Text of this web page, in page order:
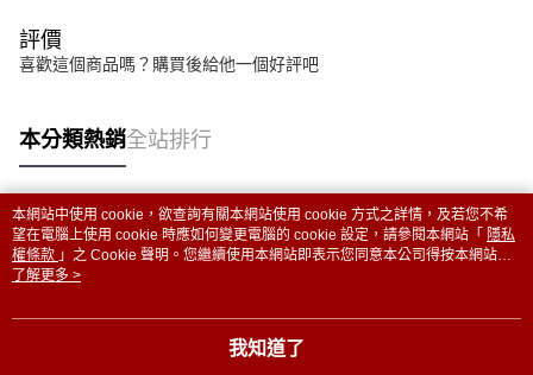
評價
喜歡這個商品嗎？購買後給他一個好評吧
本分類熱銷全站排行
熱門標籤
本網站中使用 cookie，欲查詢有關本網站使用 cookie 方式之詳情，及若您不希
望在電腦上使用 cookie 時應如何變更電腦的 cookie 設定，請參閱本網站「 隱私
權條款 」之 Cookie 聲明。您繼續使用本網站即表示您同意本公司得按本網站使
用條款之 Cookie 聲明使用 cookie。
了解更多 >
我知道了